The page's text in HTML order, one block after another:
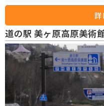
湿原です。 ビーナスラインから少し外れた位置にあり、あまり混んでいませ
ん。写真撮影の際に人や車などの
のでオススメです。
詳
道の駅 美ヶ原高原美術